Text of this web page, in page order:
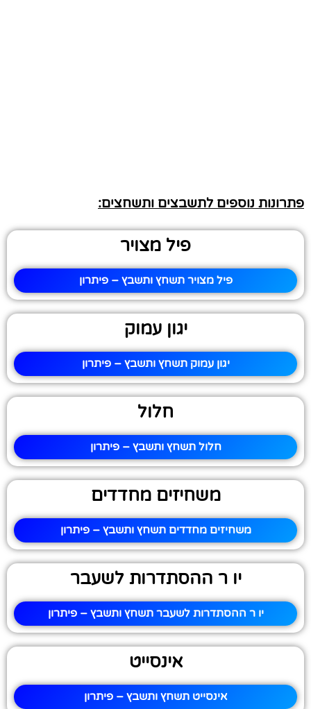
פתרונות נוספים לתשבצים ותשחצים:
פיל מצויר
פיל מצויר תשחץ ותשבץ – פיתרון
יגון עמוק
יגון עמוק תשחץ ותשבץ – פיתרון
חלול
חלול תשחץ ותשבץ – פיתרון
משחיזים מחדדים
משחיזים מחדדים תשחץ ותשבץ – פיתרון
יו ר ההסתדרות לשעבר
יו ר ההסתדרות לשעבר תשחץ ותשבץ – פיתרון
אינסייט
אינסייט תשחץ ותשבץ – פיתרון